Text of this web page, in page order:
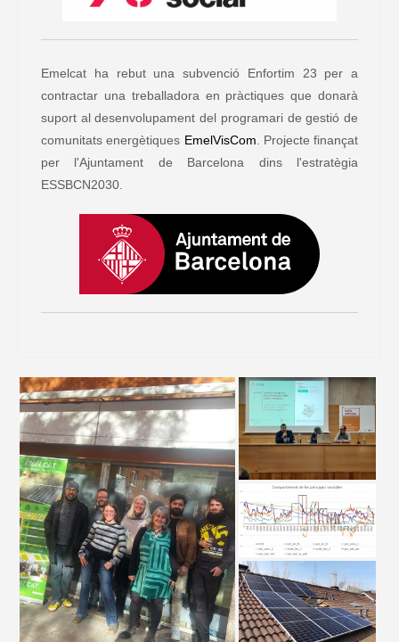
Emelcat ha rebut una subvenció Enfortim 23 per a
contractar una treballadora en pràctiques que donarà
suport al desenvolupament del programari de gestió de
comunitats energètiques EmelVisCom . Projecte finançat
per l'Ajuntament de Barcelona dins l'estratègia
ESSBCN2030.